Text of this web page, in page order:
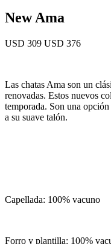
New Ama
USD 309 USD 376
Las chatas Ama son un
renovadas. Estos nuevos
temporada. Son una
a su suave talón.
Capellada: 100% vacuno
Forro y plantilla: 100%